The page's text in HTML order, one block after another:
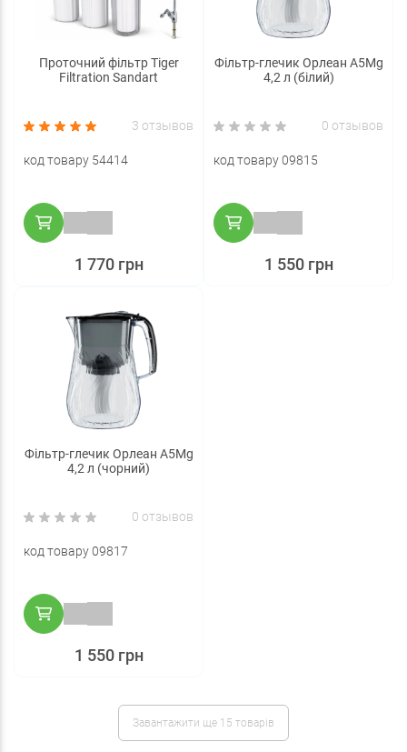
Проточний фільтр Tiger
Filtration Sandart
3 отзывов
код товару 54414
1 770 грн
Фільтр-глечик Орлеан А5Mg
4,2 л (білий)
0 отзывов
код товару 09815
1 550 грн
Фільтр-глечик Орлеан А5Mg
4,2 л (чорний)
0 отзывов
код товару 09817
1 550 грн
Завантажити ще 15 товарів